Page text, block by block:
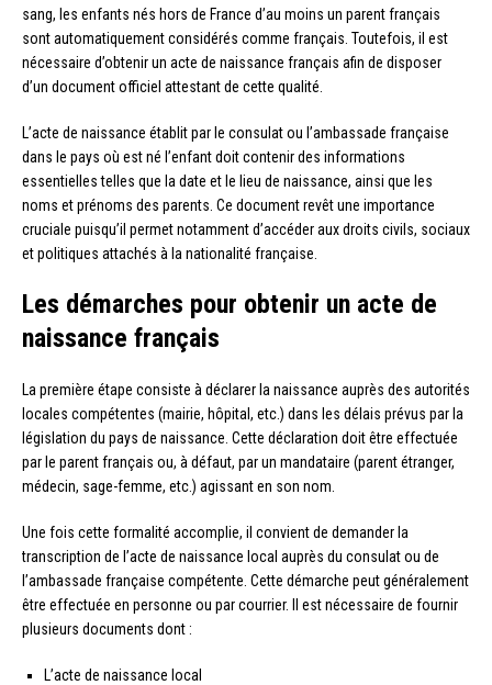
sang, les enfants nés hors de France d’au moins un parent français
sont automatiquement considérés comme français. Toutefois, il est
nécessaire d’obtenir un acte de naissance français afin de disposer
d’un document officiel attestant de cette qualité.
L’acte de naissance établit par le consulat ou l’ambassade française
dans le pays où est né l’enfant doit contenir des informations
essentielles telles que la date et le lieu de naissance, ainsi que les
noms et prénoms des parents. Ce document revêt une importance
cruciale puisqu’il permet notamment d’accéder aux droits civils, sociaux
et politiques attachés à la nationalité française.
Les démarches pour obtenir un acte de
naissance français
La première étape consiste à déclarer la naissance auprès des autorités
locales compétentes (mairie, hôpital, etc.) dans les délais prévus par la
législation du pays de naissance. Cette déclaration doit être effectuée
par le parent français ou, à défaut, par un mandataire (parent étranger,
médecin, sage-femme, etc.) agissant en son nom.
Une fois cette formalité accomplie, il convient de demander la
transcription de l’acte de naissance local auprès du consulat ou de
l’ambassade française compétente. Cette démarche peut généralement
être effectuée en personne ou par courrier. Il est nécessaire de fournir
plusieurs documents dont :
L’acte de naissance local